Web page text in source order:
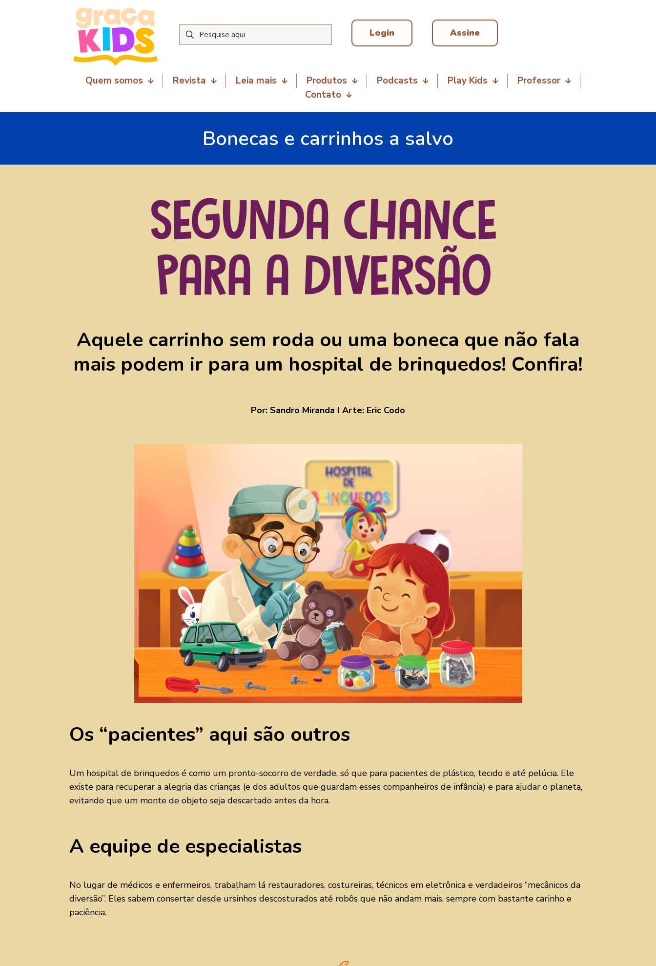
Login Assine
Quem somos Revista Leia mais Produtos Podcasts Play Kids
Professor
Contato
Bonecas e carrinhos a salvo
Aquele carrinho sem roda ou uma boneca que não fala
mais podem ir para um hospital de brinquedos! Confira!
Por: Sandro Miranda I Arte: Eric Codo
Os “pacientes” aqui são outros
Um hospital de brinquedos é como um pronto-socorro de verdade, só que para pacientes de plástico, tecido e até pelúcia. Ele
existe para recuperar a alegria das crianças (e dos adultos que guardam esses companheiros de infância) e para ajudar o planeta,
evitando que um monte de objeto seja descartado antes da hora.
A equipe de especialistas
No lugar de médicos e enfermeiros, trabalham lá restauradores, costureiras, técnicos em eletrônica e verdadeiros “mecânicos da
diversão”. Eles sabem consertar desde ursinhos descosturados até robôs que não andam mais, sempre com bastante carinho e
paciência.